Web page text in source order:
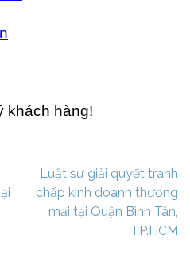
khách hàng!
Luật sư giải quyết tranh
chấp kinh doanh thương
mại tại Quận Bình Tân,
TP.HCM